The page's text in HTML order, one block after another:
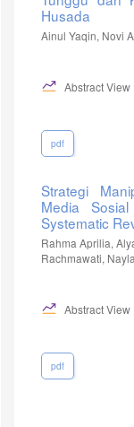
Husada
Ainul Yaqin, Novi
Abstract View
pdf
Strategi
Media
Systematic
Rahma Aprilia,
Rachmawati,
Abstract View
pdf